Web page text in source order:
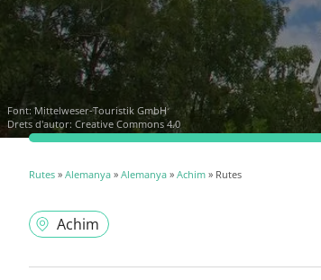
Font:Mittelweser-Touristik GmbH
Drets d'autor: Creative Commons 4.0
Rutes » Alemanya » Alemanya » Achim » Rutes
Achim